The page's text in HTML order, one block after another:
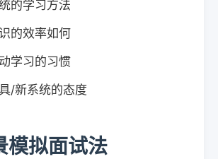
的学习方法
的效率如何
学习的习惯
/新系统的态度
模拟面试法